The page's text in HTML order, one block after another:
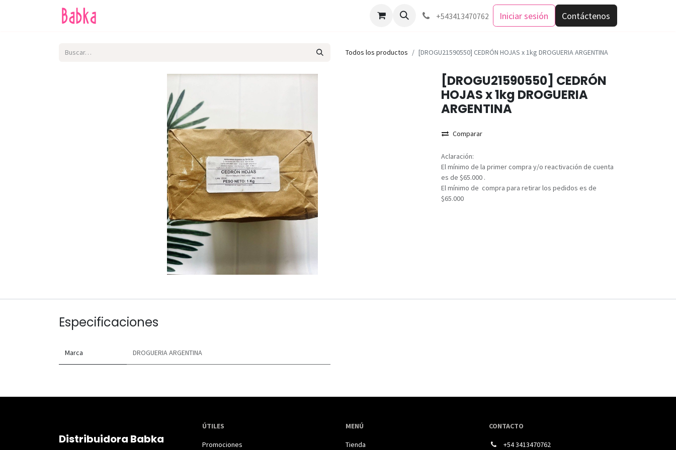
Como comprar +543413470762 Iniciar sesión Contáctenos
Todos los productos [DROGU21590550] CEDRÓN HOJAS x 1kg DROGUERIA ARGENTINA
[DROGU21590550] CEDRÓN
HOJAS x 1kg DROGUERIA
ARGENTINA
Comparar
Aclaración:
El mínimo de la primer compra y/o reactivación de cuenta
es de $65.000 .
El mínimo de compra para retirar los pedidos es de
$65.000
Especificaciones
Marca DROGUERIA ARGENTINA
Distribuidora Babka
ÚTILES
Promociones
MENÚ
Tienda
CONTACTO
+54 3413470762